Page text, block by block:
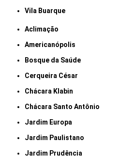
Vila Buarque
Aclimação
Americanópolis
Bosque da Saúde
Cerqueira César
Chácara Klabin
Chácara Santo Antônio
Jardim Europa
Jardim Paulistano
Jardim Prudência